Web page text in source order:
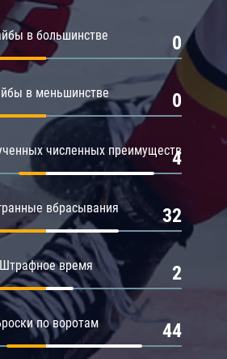
в большинстве 0
в меньшинстве 0
численных преимуществ
4
вбрасывания 32
Штрафное время 2
по воротам 44